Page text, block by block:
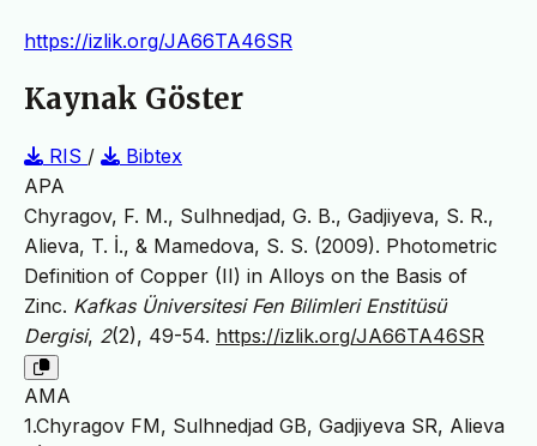
https://izlik.org/JA66TA46SR
Kaynak Göster
RIS /
Bibtex
APA
Chyragov, F. M., Sulhnedjad, G. B., Gadjiyeva, S. R.,
Alieva, T. İ., & Mamedova, S. S. (2009). Photometric
Definition of Copper (II) in Alloys on the Basis of
Zinc. Kafkas Üniversitesi Fen Bilimleri Enstitüsü
Dergisi, 2(2), 49-54. https://izlik.org/JA66TA46SR
AMA
1.Chyragov FM, Sulhnedjad GB, Gadjiyeva SR, Alieva